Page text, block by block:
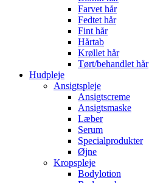
Farvet hår
Fedtet hår
Fint hår
Hårtab
Krøllet hår
Tørt/behandlet hår
Hudpleje
Ansigtspleje
Ansigtscreme
Ansigtsmaske
Læber
Serum
Specialprodukter
Øjne
Kropspleje
Bodylotion